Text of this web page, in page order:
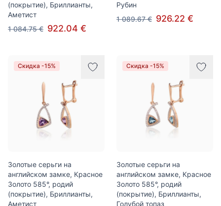
(покрытие), Бриллианты,
Аметист
1 084.75 € 922.04 €
Рубин
1 089.67 € 926.22 €
Скидка -15%
Золотые серьги на
английском замке, Красное
Золото 585°, родий
(покрытие), Бриллианты,
Аметист
Скидка -15%
Золотые серьги на
английском замке, Красное
Золото 585°, родий
(покрытие), Бриллианты,
Голубой топаз